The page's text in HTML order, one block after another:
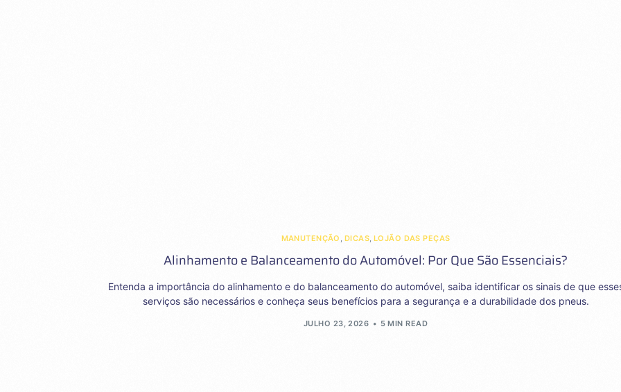
MANUTENÇÃO , DICAS, LOJÃO DAS PEÇAS
Alinhamento e Balanceamento do Automóvel: Por Que São Essenciais?
Entenda a importância do alinhamento e do balanceamento do automóvel, saiba identificar os sinais de que
serviços são necessários e conheça seus benefícios para a segurança e a durabilidade dos pneus.
JULHO 23, 2026 5 MIN READ